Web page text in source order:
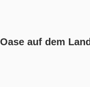
auf dem Land